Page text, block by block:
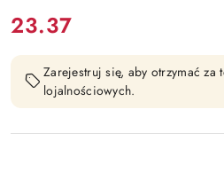
cena:
23.37
Zarejestruj się, aby otrzymać za
lojalnościowych.